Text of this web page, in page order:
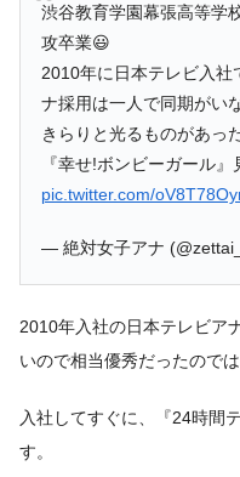
渋谷教育学園幕張高等学
攻卒業😃
2010年に日本テレビ入社
ナ採用は一人で同期がい
きらりと光るものがあっ
『幸せ!ボンビーガール』
pic.twitter.com/
— 絶対女子アナ
2010年入社の日本テレビア
いので相当優秀だったので
入社してすぐに、『24時間
す。